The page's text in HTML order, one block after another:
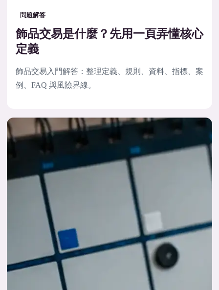
問題解答
飾品交易是什麼？先用一頁弄懂核心
定義
飾品交易入門解答：整理定義、規則、資料、指標、案
例、FAQ 與風險界線。